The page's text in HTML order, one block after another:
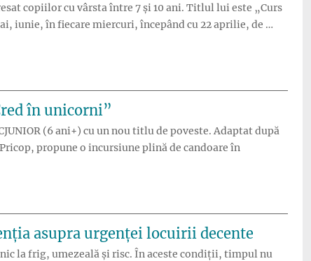
copiilor cu vârsta între 7 și 10 ani. Titlul lui este „Curs
iunie, în fiecare miercuri, începând cu 22 aprilie, de …
în unicorni”
(6 ani+) cu un nou titlu de poveste. Adaptat după
propune o incursiune plină de candoare în
asupra urgenței locuirii decente
la frig, umezeală și risc. În aceste condiții, timpul nu